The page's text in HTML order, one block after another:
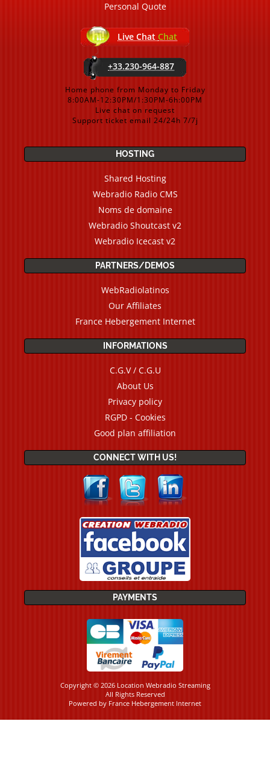
Personal Quote
Live Chat Chat
+33.230-964-887
Home phone from Monday to Friday
8:00AM-12:30PM/1:30PM-6h:00PM
Live chat on request
Support ticket email 24/24h 7/7j
HOSTING
Shared Hosting
Webradio Radio CMS
Noms de domaine
Webradio Shoutcast v2
Webradio Icecast v2
PARTNERS/DEMOS
WebRadiolatinos
Our Affiliates
France Hebergement Internet
INFORMATIONS
C.G.V / C.G.U
About Us
Privacy policy
RGPD - Cookies
Good plan affiliation
CONNECT WITH US!
PAYMENTS
Copyright © 2026 Location Webradio Streaming
All Rights Reserved
Powered by France Hebergement Internet